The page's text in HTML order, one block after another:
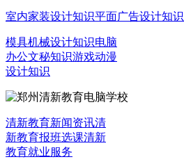
室内家装设计知识平面广告设计知识
模具机械设计知识电脑
办公文秘知识游戏动漫
设计知识
清新教育新闻资讯清
新教育报班选课清新
教育就业服务